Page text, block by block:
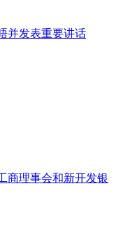
并发表重要讲话
商理事会和新开发银